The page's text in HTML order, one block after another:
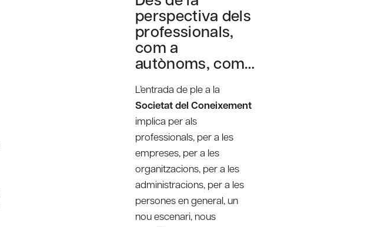
perspectiva dels
professionals,
com a
autònoms, com…
L’entrada de ple a la
Societat del Coneixement
implica per als
professionals, per a les
empreses, per a les
organitzacions, per a les
administracions, per a les
persones en general, un
nou escenari, nous